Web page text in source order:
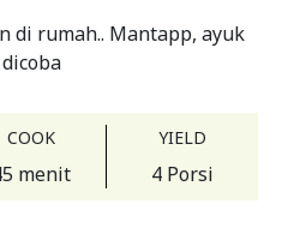
di rumah.. Mantapp, ayuk
dicoba
COOK
menit
YIELD
4 Porsi